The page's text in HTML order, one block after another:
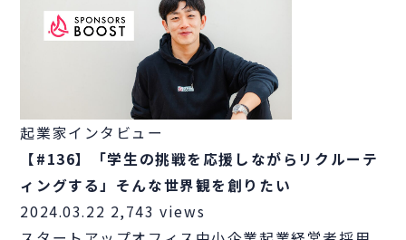
起業家インタビュー
【#136】「学生の挑戦を応援しながらリクルーテ
ィングする」そんな世界観を創りたい
2024.03.22 2,743 views